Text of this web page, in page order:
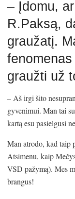
– Įdomu,
R.Paksą,
graužatį.
graužti už
– Aš irgi šito
gyvenimui. Man tai
kartą esu pasielgusi
Man atrodo, kad taip
Atsimenu, kaip
VSD pažymą). Mes
brangus!